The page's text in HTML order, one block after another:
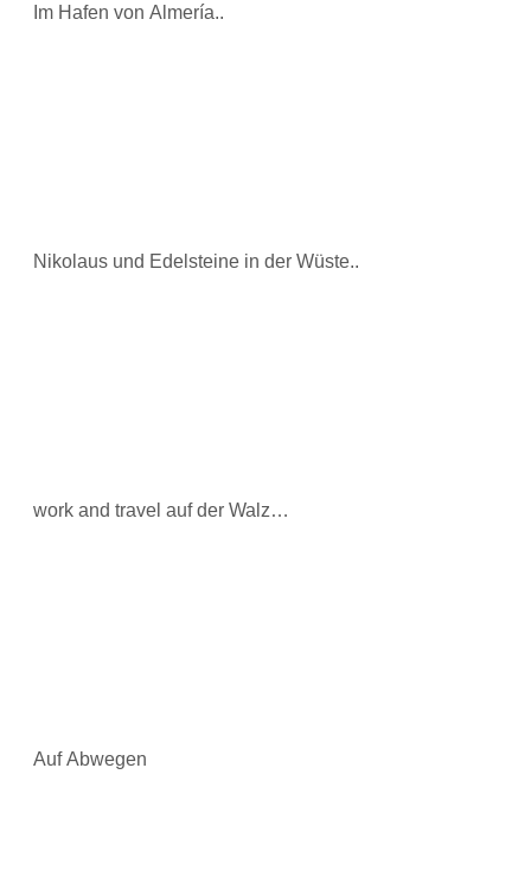
Im Hafen von Almería..
Nikolaus und Edelsteine in der Wüste..
work and travel auf der Walz…
Auf Abwegen